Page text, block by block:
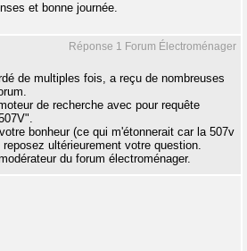
et bonne journée.
Réponse 1 Forum Électroménager
de multiples fois, a reçu de nombreuses
de recherche avec pour requête
bonheur (ce qui m'étonnerait car la 507v
ultérieurement votre question.
du forum électroménager.